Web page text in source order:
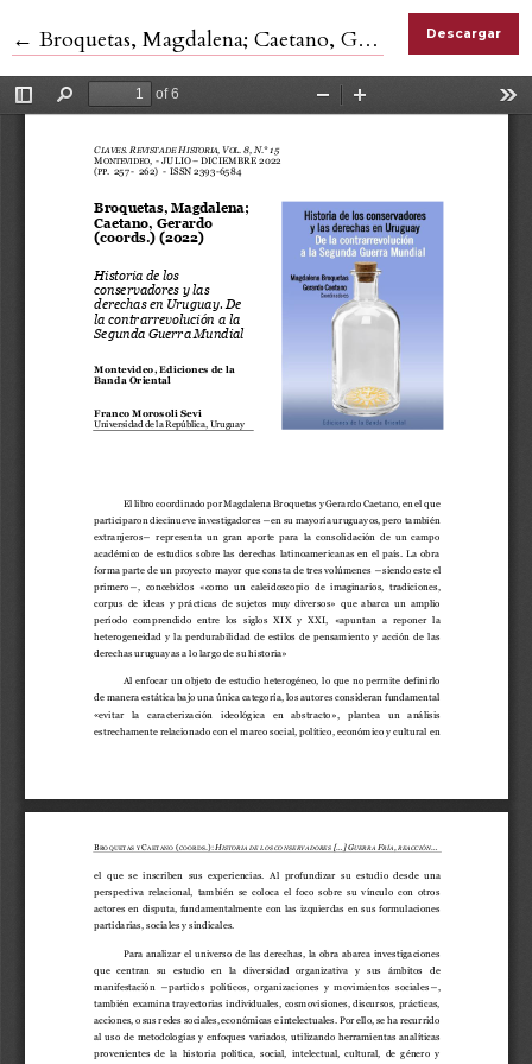
← Volver a los detalles del artículo
Broquetas, Magdalena; Caetano, Gerardo (coords.) (2022) Historia de los conservadores y las derechas en Uruguay. De la contrarrevolución a la Segunda Guerra Mundial Descargar